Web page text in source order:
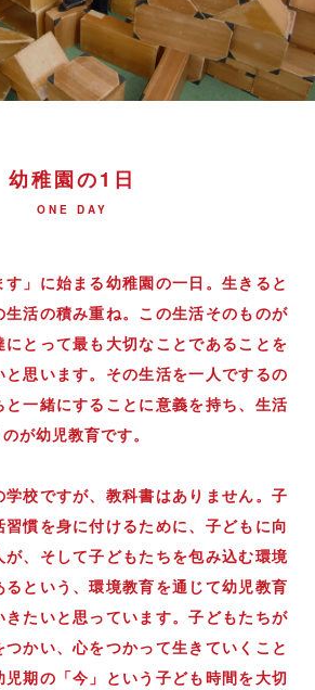
幼稚園の1日
ONE DAY
す」に始まる幼稚園の一日。生きると
活の積み重ね。この生活そのものが
とって最も大切なことであることを
思います。その生活を一人でするの
一緒にすることに意義を持ち、生活
が幼児教育です。
校ですが、教科書はありません。子
慣を身に付けるために、子どもに向
が、そして子どもたちを包み込む環境
という、環境教育を通じて幼児教育
たいと思っています。子どもたちが
かい、心をつかって生きていくこと
期の「今」という子ども時間を大切